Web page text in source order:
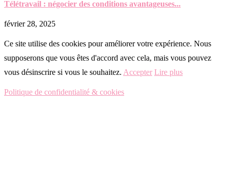
Télétravail : négocier des conditions avantageuses...
février 28, 2025
Ce site utilise des cookies pour améliorer votre expérience. Nous
supposerons que vous êtes d'accord avec cela, mais vous pouvez
vous désinscrire si vous le souhaitez. Accepter Lire plus
Politique de confidentialité & cookies